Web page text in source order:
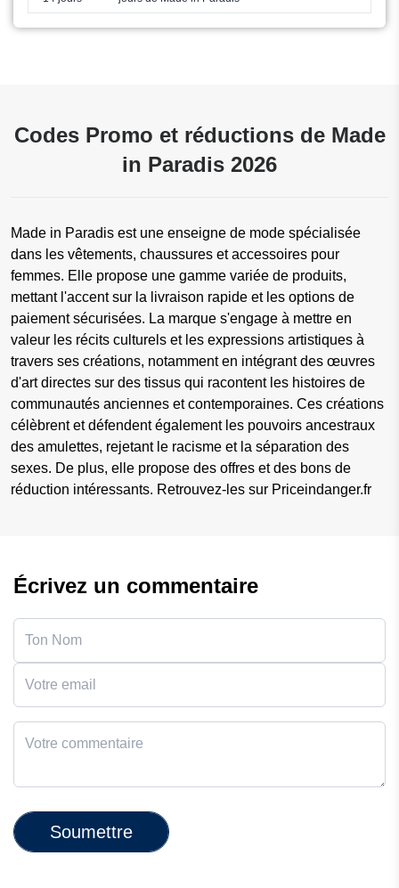
Codes Promo et réductions de Made
in Paradis 2026
Made in Paradis est une enseigne de mode spécialisée
dans les vêtements, chaussures et accessoires pour
femmes. Elle propose une gamme variée de produits,
mettant l'accent sur la livraison rapide et les options de
paiement sécurisées. La marque s'engage à mettre en
valeur les récits culturels et les expressions artistiques à
travers ses créations, notamment en intégrant des œuvres
d'art directes sur des tissus qui racontent les histoires de
communautés anciennes et contemporaines. Ces créations
célèbrent et défendent également les pouvoirs ancestraux
des amulettes, rejetant le racisme et la séparation des
sexes. De plus, elle propose des offres et des bons de
réduction intéressants. Retrouvez-les sur Priceindanger.fr
Écrivez un commentaire
Soumettre